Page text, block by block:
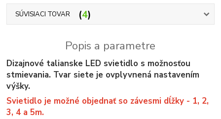
SÚVISIACI TOVAR 4
Popis a parametre
Dizajnové talianske LED svietidlo s možnosťou
stmievania. Tvar siete je ovplyvnená nastavením
výšky.
Svietidlo je možné objednať so závesmi dĺžky - 1, 2,
3, 4 a 5m.